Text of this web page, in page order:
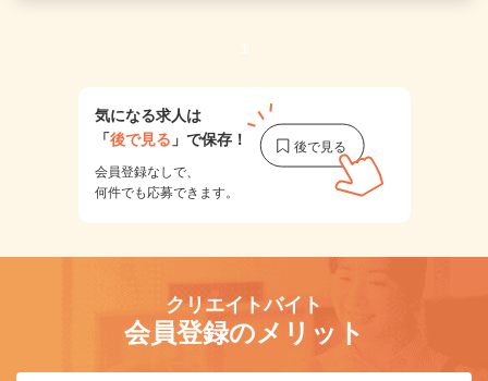
1
気になる求人は
「後で見る 」で保存！
会員登録なしで、
何件でも応募できます。
クリエイトバイト
会員登録のメリット